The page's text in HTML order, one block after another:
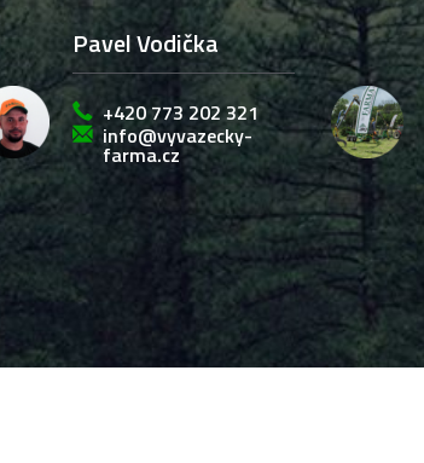
Pavel Vodička
+420 773 202 321
info@vyvazecky-
farma.cz